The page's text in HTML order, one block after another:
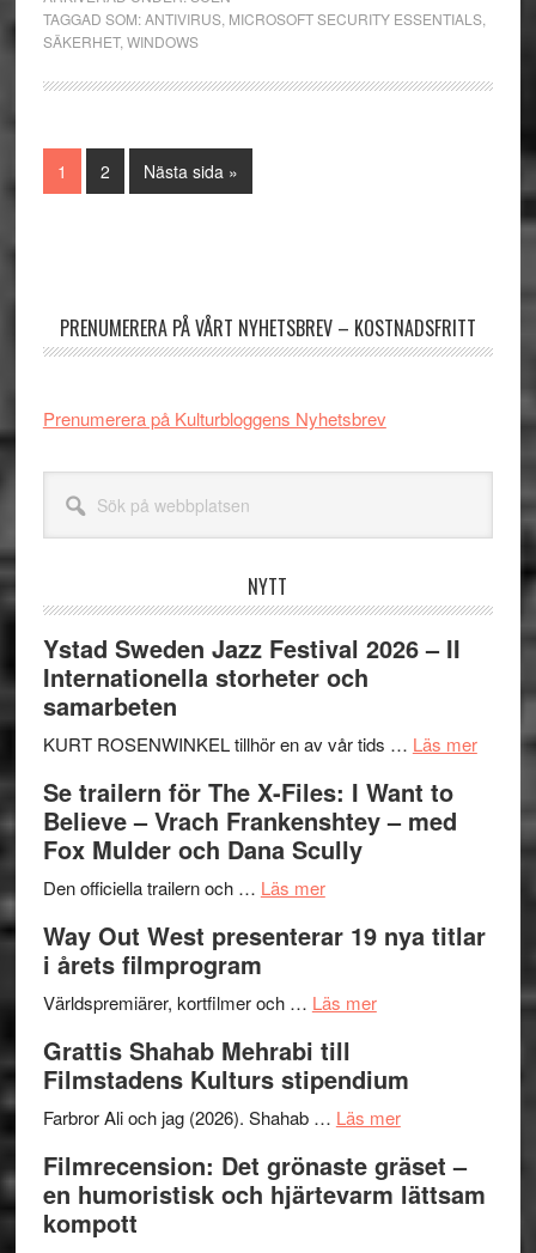
TAGGAD SOM:ANTIVIRUS, MICROSOFT SECURITY ESSENTIALS,
SÄKERHET, WINDOWS
Sida
1 Sida
2
Go
to
Nästa sida »
PRENUMERERA PÅ VÅRT NYHETSBREV – KOSTNADSFRITT
Prenumerera på Kulturbloggens Nyhetsbrev
webbplatsen
NYTT
Ystad Sweden Jazz Festival 2026 – II
Internationella storheter och
samarbeten
KURT ROSENWINKEL tillhör en av vår tids … Läs merom
II
Se trailern för The X-Files: I Want to
Believe – Vrach Frankenshtey – med
Fox Mulder och Dana Scully
Den officiella trailern och … Läs merom
trailern
The
Files:
I
Want
Believe
–
Way Out West presenterar 19 nya titlar
i årets filmprogram
Världspremiärer, kortfilmer och … Läs merom
West
presenterar
nya
titlar
Grattis Shahab Mehrabi till
Filmstadens Kulturs stipendium
Farbror Ali och jag (2026). Shahab … Läs merom
Shahab
Mehrabi
Filmrecension: Det grönaste gräset –
en humoristisk och hjärtevarm lättsam
kompott